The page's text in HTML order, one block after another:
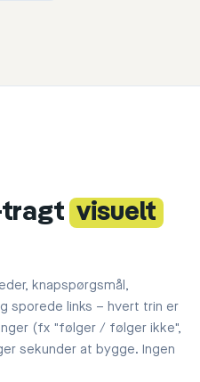
tragt visuelt
knapspørgsmål,
sporede links – hvert trin er
(fx "følger / følger ikke",
sekunder at bygge. Ingen